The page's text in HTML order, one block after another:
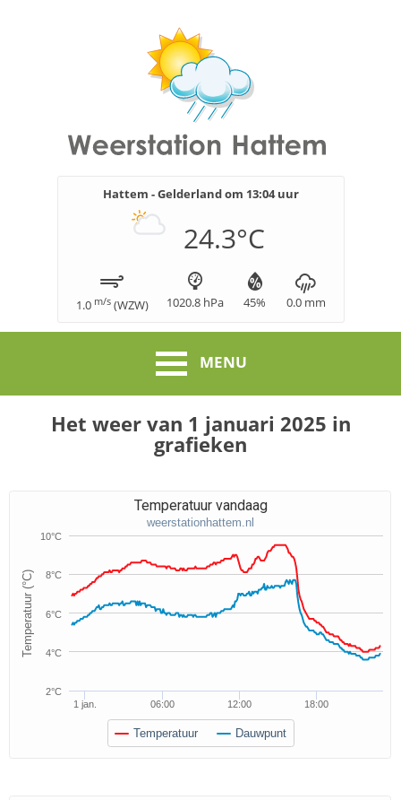
Hattem - Gelderland om 13:04uur
24.3°C
1.0m/s(WZW) 1020.8hPa 45% 0.0mm
MENU
Het weer van 1 januari 2025 in
grafieken
Temperatuur (°C)
Temperatuur vandaag
weerstationhattem.nl
Temperatuur Dauwpunt
1 jan. 06:00 12:00 18:00
2°C
4°C
6°C
8°C
10°C